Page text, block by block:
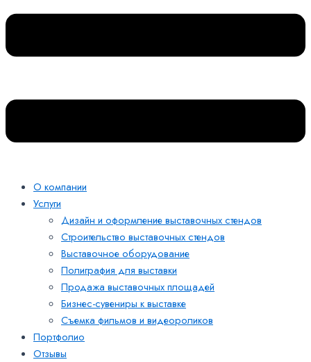
О компании
Услуги
Дизайн и оформление выставочных стендов
Строительство выставочных стендов
Выставочное оборудование
Полиграфия для выставки
Продажа выставочных площадей
Бизнес-сувениры к выставке
Съемка фильмов и видеороликов
Портфолио
Отзывы